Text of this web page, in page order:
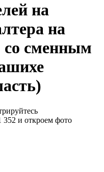
на
на
со сменным
и откроем фото